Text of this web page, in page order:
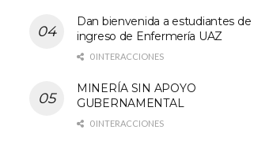
Dan bienvenida a estudiantes
ingreso de Enfermería UAZ
0 INTERACCIONES
MINERÍA SIN APOYO
GUBERNAMENTAL
0 INTERACCIONES